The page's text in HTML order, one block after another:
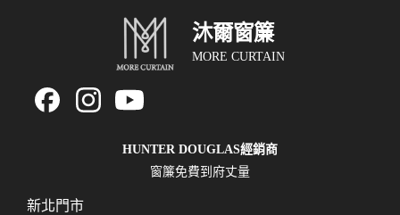
沐爾窗簾
MORE CURTAIN
HUNTER DOUGLAS經銷商
窗簾免費到府丈量
新北門市